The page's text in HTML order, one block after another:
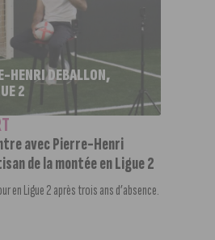
HENRI DEBALLON,
2
avec Pierre-Henri
de la montée en Ligue 2
en Ligue 2 après trois ans d’absence.